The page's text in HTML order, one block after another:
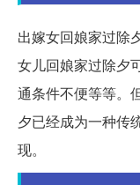
出嫁女回娘家过除
女儿回娘家过除夕
通条件不便等等。
夕已经成为一种传
现。